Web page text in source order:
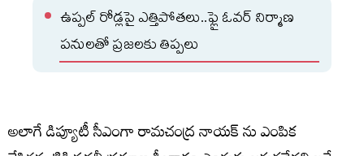
ఉప్పల్ రోడ్లపై ఎత్తిపోతలు..ఫ్లై ఓవర్ నిర్మాణ
పనులతో ప్రజలకు తిప్పలు
అలాగే డిప్యూటీ సీఎంగా రామచంద్ర నాయక్ ను ఎంపిక